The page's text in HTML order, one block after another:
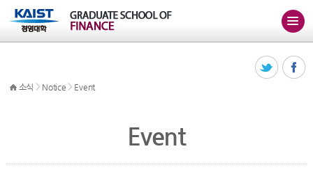
소식 > Notice > Event
Event